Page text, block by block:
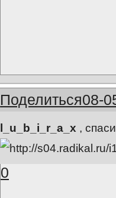
Поделиться08-
l_u_b_i_r_a_x ,
0